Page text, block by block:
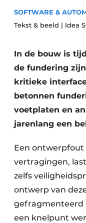
Vacature
SOFTWARE &
Tekst & beeld | Idea
In de bouw is
de fundering
kritieke
betonnen
voetplaten en
jarenlang een
Een
vertragingen,
zelfs
ontwerp van
gefragmenteerd
een knelpunt